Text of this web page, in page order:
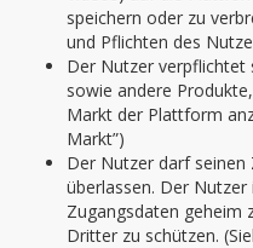
speichern oder zu
und Pflichten des
Der Nutzer verpflichtet
sowie andere
Markt der Plattform
Markt”)
Der Nutzer darf
überlassen. Der
Zugangsdaten geheim
Dritter zu schützen.